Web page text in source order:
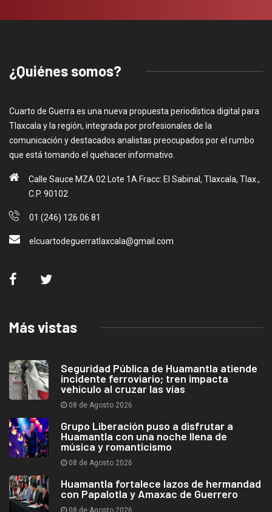
¿Quiénes somos?
Cuarto de Guerra es una nueva propuesta periodística digital para
Tlaxcala y la región, integrada por profesionales de la
comunicación y destacados analistas preocupados por el rumbo
que está tomando el quehacer informativo.
Calle Sauce MZA 02 Lote 1A Fracc: El Sabinal, Tlaxcala, Tlax.,
C.P. 90102
01 (246) 126 06 81
elcuartodeguerratlaxcala@gmail.com
Más vistas
Seguridad Pública de Huamantla atiende
incidente ferroviario; tren impacta
vehículo al cruzar las vías
08 de Agosto 2026
Grupo Liberación puso a disfrutar a
Huamantla con una noche llena de
música y romanticismo
08 de Agosto 2026
Huamantla fortalece lazos de hermandad
con Papalotla y Amaxac de Guerrero